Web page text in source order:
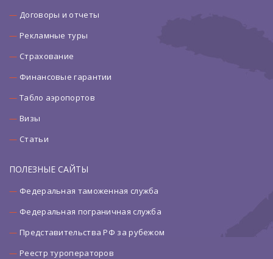
Договоры и отчеты
Рекламные туры
Страхование
Финансовые гарантии
Табло аэропортов
Визы
Статьи
ПОЛЕЗНЫЕ САЙТЫ
Федеральная таможенная служба
Федеральная пограничная служба
Представительства РФ за рубежом
Реестр туроператоров